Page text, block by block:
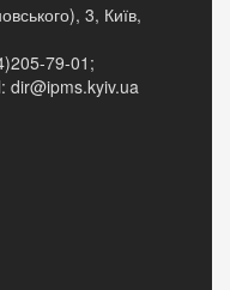
3, Київ,
79-01;
dir@ipms.kyiv.ua